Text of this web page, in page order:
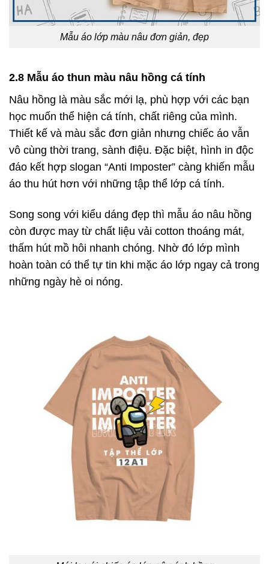
Mẫu áo lớp màu nâu đơn giản, đẹp
2.8 Mẫu áo thun màu nâu hồng cá tính
Nâu hồng là màu sắc mới lạ, phù hợp với các bạn
học muốn thể hiện cá tính, chất riêng của mình.
Thiết kế và màu sắc đơn giản nhưng chiếc áo vẫn
vô cùng thời trang, sành điệu. Đặc biệt, hình in độc
đáo kết hợp slogan “Anti Imposter” càng khiến mẫu
áo thu hút hơn với những tập thể lớp cá tính.
Song song với kiểu dáng đẹp thì mẫu áo nâu hồng
còn được may từ chất liệu vải cotton thoáng mát,
thấm hút mồ hôi nhanh chóng. Nhờ đó lớp mình
hoàn toàn có thể tự tin khi mặc áo lớp ngay cả trong
những ngày hè oi nóng.